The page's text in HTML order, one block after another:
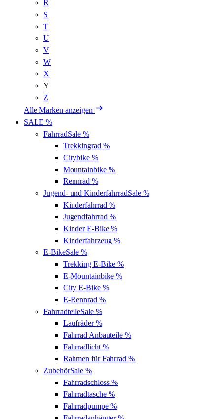
R
S
T
U
V
W
X
Y
Z
Alle Marken anzeigen
SALE %
FahrradSale %
Trekkingrad %
Citybike %
Mountainbike %
Rennrad %
Jugend- und KinderfahrradSale %
Kinderfahrrad %
Jugendfahrrad %
Kinder E-Bike %
Kinderfahrzeug %
E-BikeSale %
Trekking E-Bike %
E-Mountainbike %
City E-Bike %
E-Rennrad %
FahrradteileSale %
Laufräder%
Fahrrad Anbauteile %
Fahrradlicht %
Rahmen für Fahrrad %
ZubehörSale %
Fahrradschloss %
Fahrradtasche %
Fahrradpumpe %